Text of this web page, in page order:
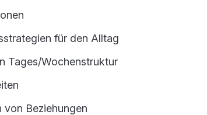
für den Alltag
Tages/Wochenstruktur
von Beziehungen